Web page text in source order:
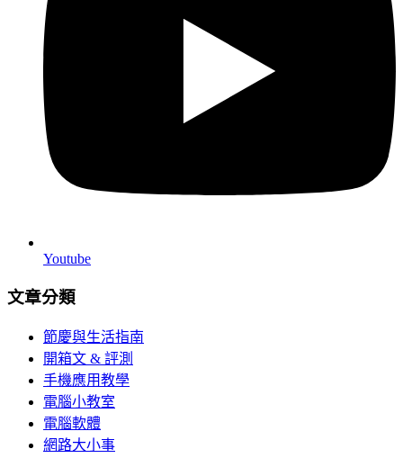
Youtube
文章分類
節慶與生活指南
開箱文 & 評測
手機應用教學
電腦小教室
電腦軟體
網路大小事